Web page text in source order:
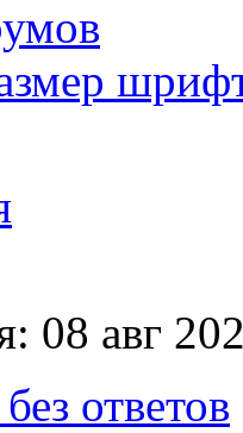
08 авг
ответов